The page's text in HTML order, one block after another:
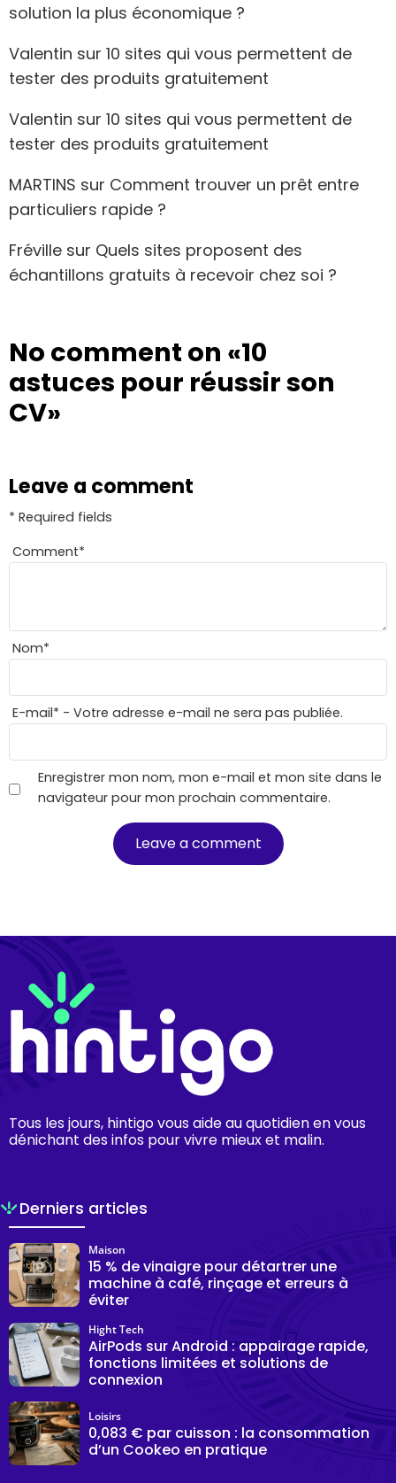
solution la plus économique ?
Valentin sur 10 sites qui vous permettent de
tester des produits gratuitement
Valentin sur 10 sites qui vous permettent de
tester des produits gratuitement
MARTINS sur Comment trouver un prêt entre
particuliers rapide ?
Fréville sur Quels sites proposent des
échantillons gratuits à recevoir chez soi ?
No comment on «10
astuces pour réussir son
CV»
Leave a comment
* Required fields
Comment*
Nom*
E-mail* - Votre adresse e-mail ne sera pas publiée.
Enregistrer mon nom, mon e-mail et mon site dans le
navigateur pour mon prochain commentaire.
Tous les jours, hintigo vous aide au quotidien en vous
dénichant des infos pour vivre mieux et malin.
Derniers articles
15 % de vinaigre pour détartrer une
machine à café, rinçage et erreurs à
éviter
Maison
AirPods sur Android : appairage rapide,
fonctions limitées et solutions de
connexion
Hight Tech
0,083 € par cuisson : la consommation
d’un Cookeo en pratique
Loisirs